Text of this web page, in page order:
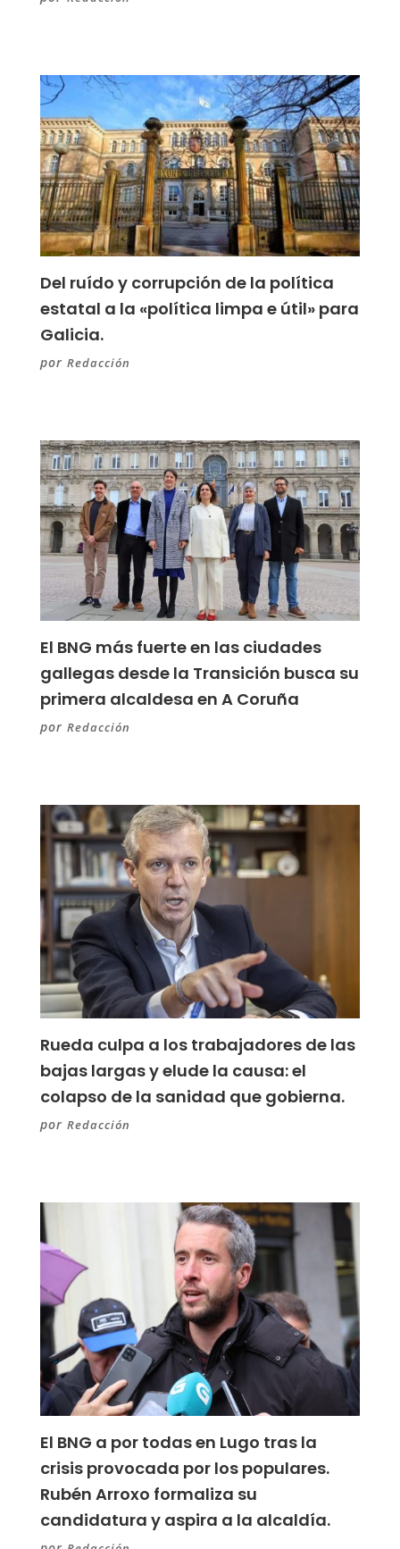
Del ruído y corrupción de la política
estatal a la «política limpa e útil» para
Galicia.
por Redacción
El BNG más fuerte en las ciudades
gallegas desde la Transición busca su
primera alcaldesa en A Coruña
por Redacción
Rueda culpa a los trabajadores de las
bajas largas y elude la causa: el
colapso de la sanidad que gobierna.
por Redacción
El BNG a por todas en Lugo tras la
crisis provocada por los populares.
Rubén Arroxo formaliza su
candidatura y aspira a la alcaldía.